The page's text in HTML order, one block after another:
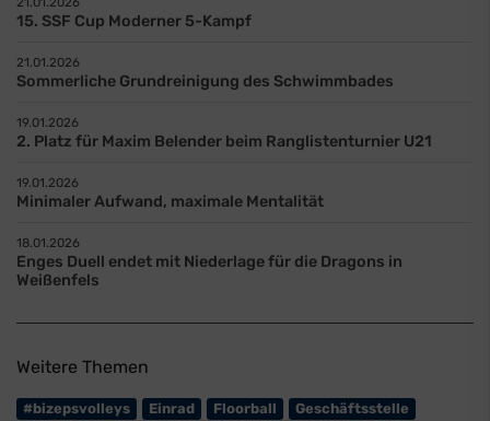
15. SSF Cup Moderner 5-Kampf
21.01.2026
Sommerliche Grundreinigung des Schwimmbades
19.01.2026
2. Platz für Maxim Belender beim Ranglistenturnier U21
19.01.2026
Minimaler Aufwand, maximale Mentalität
18.01.2026
Enges Duell endet mit Niederlage für die Dragons in
Weißenfels
Weitere Themen
#bizepsvolleys Einrad Floorball Geschäftsstelle